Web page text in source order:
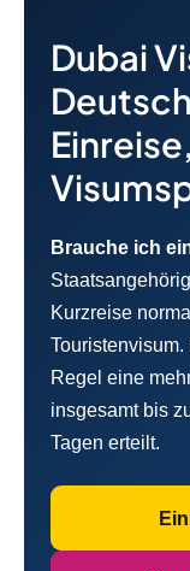
Dubai
Brauche ich
Kurzreise
Regel eine
insgesamt bis
Tagen erteilt.